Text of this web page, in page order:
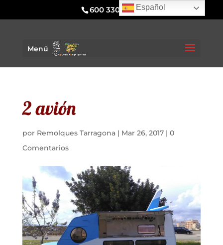
600 330 295
Menú
2 avión
por Remolques Tarragona| Mar 26, 2017| 0
Comentarios
Español